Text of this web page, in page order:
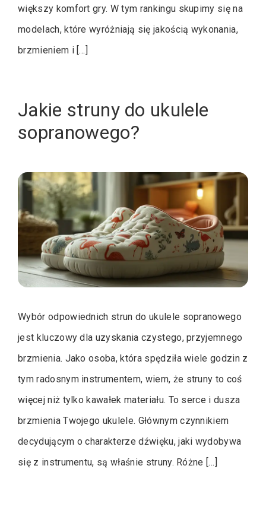
większy komfort gry. W tym rankingu skupimy się na
modelach, które wyróżniają się jakością wykonania,
brzmieniem i […]
Jakie struny do ukulele
sopranowego?
Wybór odpowiednich strun do ukulele sopranowego
jest kluczowy dla uzyskania czystego, przyjemnego
brzmienia. Jako osoba, która spędziła wiele godzin z
tym radosnym instrumentem, wiem, że struny to coś
więcej niż tylko kawałek materiału. To serce i dusza
brzmienia Twojego ukulele. Głównym czynnikiem
decydującym o charakterze dźwięku, jaki wydobywa
się z instrumentu, są właśnie struny. Różne […]